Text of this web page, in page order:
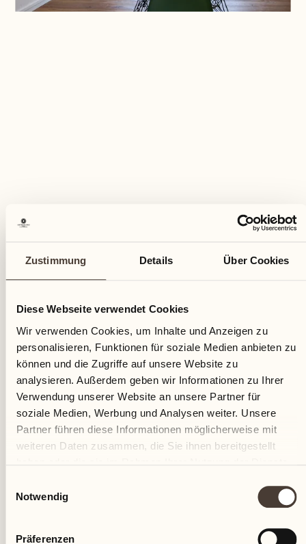
Zustimmung Details Über Cookies
Diese Webseite verwendet Cookies
Wir verwenden Cookies, um Inhalte und Anzeigen zu
personalisieren, Funktionen für soziale Medien anbieten zu
können und die Zugriffe auf unsere Website zu
analysieren. Außerdem geben wir Informationen zu Ihrer
Verwendung unserer Website an unsere Partner für
soziale Medien, Werbung und Analysen weiter. Unsere
Partner führen diese Informationen möglicherweise mit
weiteren Daten zusammen, die Sie ihnen bereitgestellt
Notwendig
Präferenzen
Holzmöbeln bietet Inspiration für Ihre Meetings. Der
Blick auf die Weinberge der Cantina alla Maggia lädt
Luft ein.